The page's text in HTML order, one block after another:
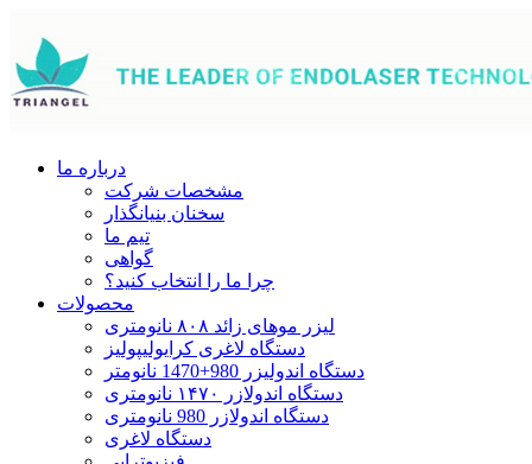
درباره ما
مشخصات شرکت
سخنان بنیانگذار
تیم ما
گواهی
چرا ما را انتخاب کنید؟
محصولات
لیزر موهای زائد ۸۰۸ نانومتری
دستگاه لاغری کرایولیپولیز
دستگاه اندولیزر 980+1470 نانومتر
دستگاه اندولازر ۱۴۷۰ نانومتری
دستگاه اندولازر 980 نانومتری
دستگاه لاغری